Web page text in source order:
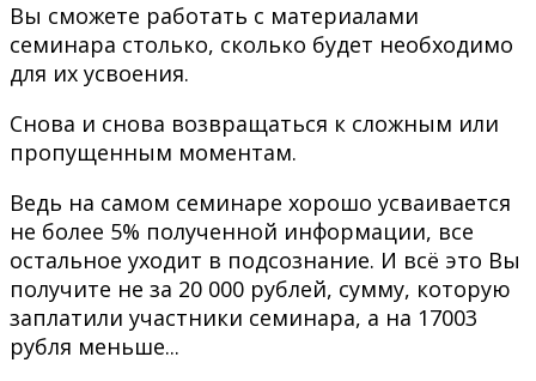
Вы сможете работать с материалами
семинара столько, сколько будет необходимо
для их усвоения.
Снова и снова возвращаться к сложным или
пропущенным моментам.
Ведь на самом семинаре хорошо усваивается
не более 5% полученной информации, все
остальное уходит в подсознание. И всё это Вы
получите не за 20 000 рублей, сумму, которую
заплатили участники семинара, а на 17003
рубля меньше...